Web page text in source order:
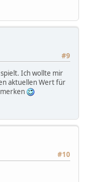
#9
Ich wollte mir
aktuellen Wert für
#10